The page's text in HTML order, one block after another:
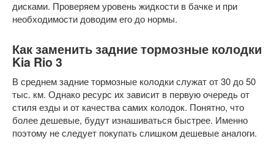
дисками. Проверяем уровень жидкости в бачке и при
необходимости доводим его до нормы.
Как заменить задние тормозные колодки
Kia Rio 3
В среднем задние тормозные колодки служат от 30 до 50
тыс. км. Однако ресурс их зависит в первую очередь от
стиля езды и от качества самих колодок. Понятно, что
более дешевые, будут изнашиваться быстрее. Именно
поэтому не следует покупать слишком дешевые аналоги.